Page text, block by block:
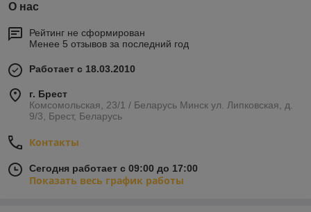
О нас
Рейтинг не сформирован
Менее 5 отзывов за последний год
Работает с 18.03.2010
г. Брест
Комсомольская, 23/1 / Беларусь Минск ул. Липковская, д.
9/3, Брест, Беларусь
Контакты
Сегодня работает с 09:00 до 17:00
Показать весь график работы